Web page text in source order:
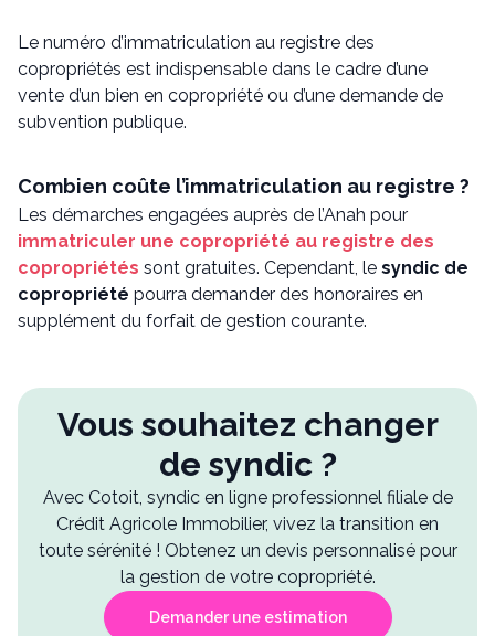
Le numéro d’immatriculation au registre des
copropriétés est indispensable dans le cadre d’une
vente d’un bien en copropriété ou d’une demande de
subvention publique.
Combien coûte l’immatriculation au registre ?
Les démarches engagées auprès de l’Anah pour
immatriculer une copropriété au registre des
copropriétés sont gratuites. Cependant, le syndic de
copropriété pourra demander des honoraires en
supplément du forfait de gestion courante.
Vous souhaitez changer
de syndic ?
Avec Cotoit, syndic en ligne professionnel filiale de
Crédit Agricole Immobilier, vivez la transition en
toute sérénité ! Obtenez un devis personnalisé pour
la gestion de votre copropriété.
Demander une estimation